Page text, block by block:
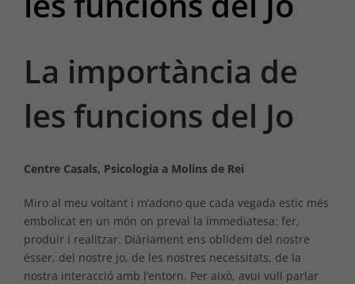
La importància de
les funcions del Jo
Centre Casals, Psicologia a Molins de Rei
Miro al meu voltant i m’adono que cada vegada estic més
embolicat en un món on preval la immediatesa: fer,
produir i realitzar. Diàriament ens oblidem del nostre
ésser, del nostre jo, de les nostres necessitats, de la
nostra interacció amb l’entorn. Per això, avui vull parlar